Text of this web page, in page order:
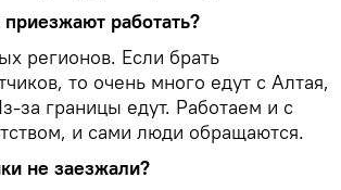
работать?
регионов. Если брать
то очень много едут с Алтая,
за границы едут. Работаем и с
и сами люди обращаются.
не заезжали?